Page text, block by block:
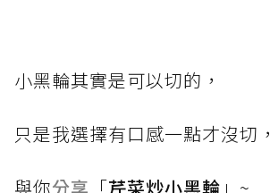
小黑輪其實是可以切的，
只是我選擇有口感一點才沒切，
與你分享 「芹菜炒小黑輪 」~